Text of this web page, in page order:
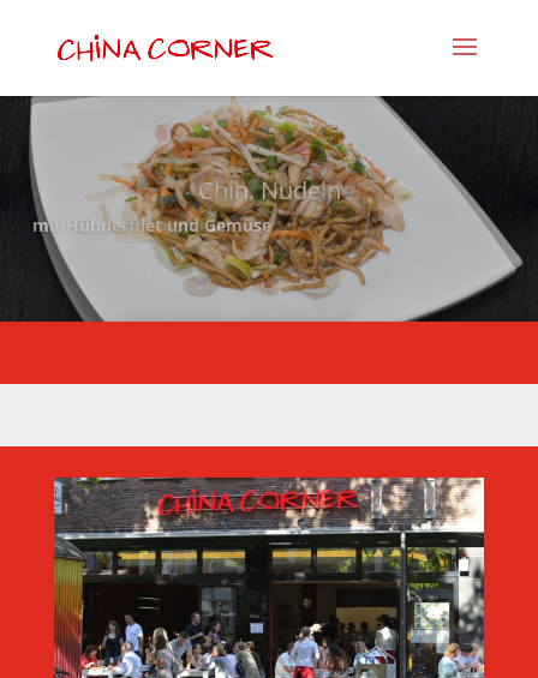
Chin. Nudeln
mit Hühnerfilet und Gemüse